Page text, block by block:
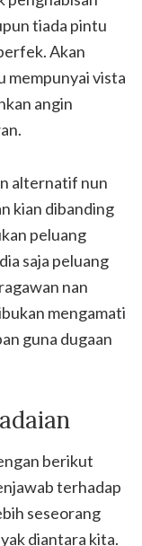
tiada pintu
Akan
mempunyai vista
angin
alternatif nun
kian dibanding
peluang
saja peluang
nan
mengamati
guna dugaan
berikut
terhadap
seseorang
diantara kita.